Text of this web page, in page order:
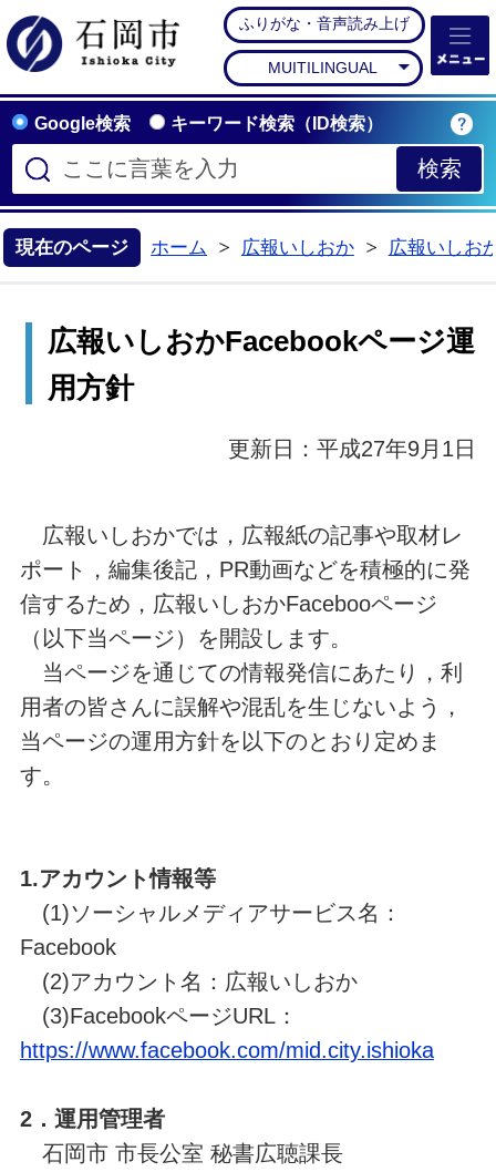
石岡市公式ホームペー
ふりがな・音声読み上げ
MUITILINGUAL
Google検索 キーワード検索（ID検索）
現在のページ ホーム
広報いしおか
広報いしお
広報いしおかFacebookページ運
用方針
更新日：平成27年9月1日
広報いしおかでは，広報紙の記事や取材レ
ポート，編集後記，PR動画などを積極的に発
信するため，広報いしおかFacebooページ
（以下当ページ）を開設します。
当ページを通じての情報発信にあたり，利
用者の皆さんに誤解や混乱を生じないよう，
当ページの運用方針を以下のとおり定めま
す。
1.アカウント情報等
(1)ソーシャルメディアサービス名：
Facebook
(2)アカウント名：広報いしおか
(3)FacebookページURL：
https://www.facebook.com/mid.city.ishioka
2．運用管理者
石岡市 市長公室 秘書広聴課長